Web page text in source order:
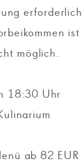
ist
möglich.
18:30 Uhr
ab 82 EUR